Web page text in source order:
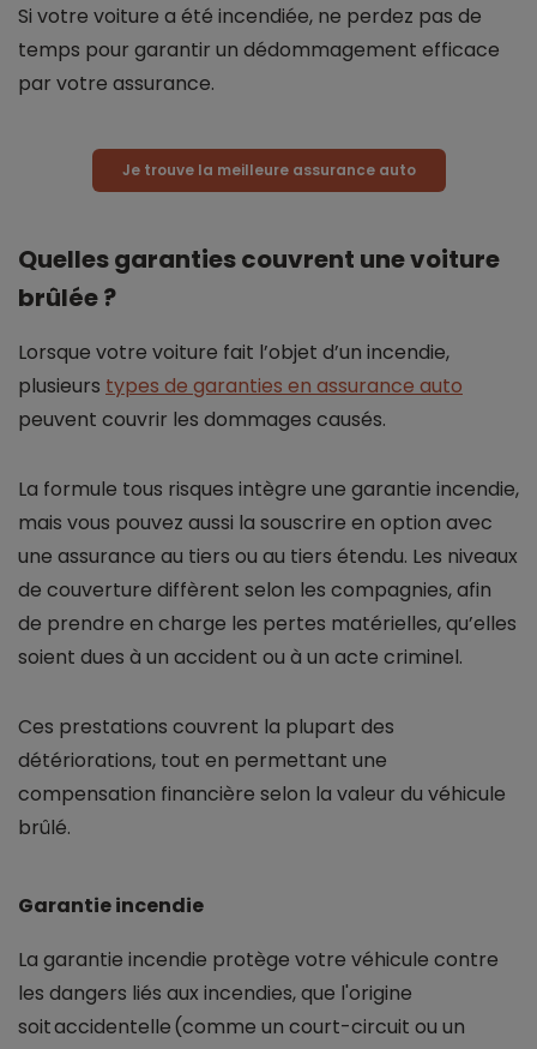
Si votre voiture a été incendiée, ne perdez pas de
temps pour garantir un dédommagement efficace
par votre assurance.
Je trouve la meilleure assurance auto
Quelles garanties couvrent une voiture
brûlée ?
Lorsque votre voiture fait l’objet d’un incendie,
plusieurs types de garanties en assurance auto
peuvent couvrir les dommages causés.
La formule tous risques intègre une garantie incendie,
mais vous pouvez aussi la souscrire en option avec
une assurance au tiers ou au tiers étendu. Les niveaux
de couverture diffèrent selon les compagnies, afin
de prendre en charge les pertes matérielles, qu’elles
soient dues à un accident ou à un acte criminel.
Ces prestations couvrent la plupart des
détériorations, tout en permettant une
compensation financière selon la valeur du véhicule
brûlé.
Garantie incendie
La garantie incendie protège votre véhicule contre
les dangers liés aux incendies, que l'origine
soit accidentelle (comme un court-circuit ou un